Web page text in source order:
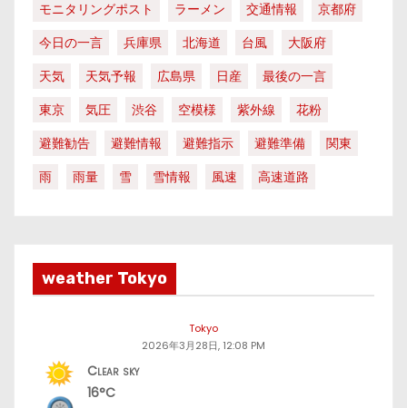
モニタリングポスト ラーメン 交通情報
京都府
今日の一言
兵庫県 北海道 台風
大阪府
天気
天気予報 広島県 日産
最後の一言
東京
気圧 渋谷 空模様 紫外線
花粉
避難勧告
避難情報 避難指示 避難準備
関東
雨
雨量 雪 雪情報 風速 高速道路
weather Tokyo
Tokyo
2026年3月28日, 12:08 PM
Clear sky
16°C